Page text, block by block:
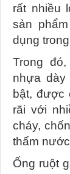
rất nhiều
sản
dụng
Trong
nhựa dày
bật, được
rãi với
cháy,
thấm
Ống ruột